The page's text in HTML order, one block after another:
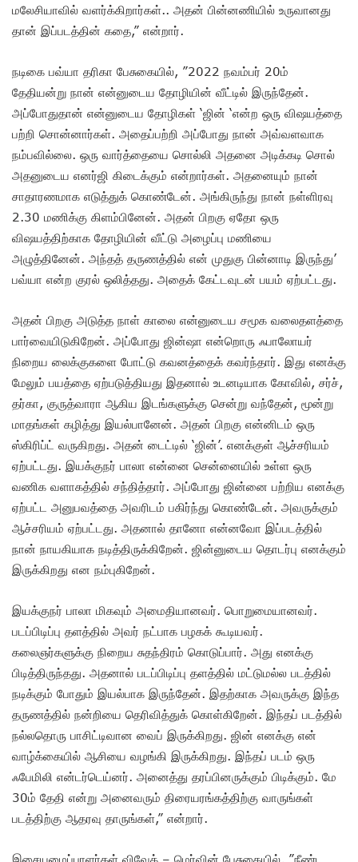
மலேசியாவில் வளர்க்கிறார்கள்.. அதன் பின்னணியில் உருவானது
தான் இப்படத்தின் கதை,” என்றார்.
நடிகை பவ்யா தரிகா பேசுகையில், ”2022 நவம்பர் 20ம்
தேதியன்று நான் என்னுடைய தோழியின் வீட்டில் இருந்தேன்.
அப்போதுதான் என்னுடைய தோழிகள் ‘ஜின் ‘என்ற ஒரு விஷயத்தை
பற்றி சொன்னார்கள். அதைப்பற்றி அப்போது நான் அவ்வளவாக
நம்பவில்லை. ஒரு வார்த்தையை சொல்லி அதனை அடிக்கடி சொல்
அதனுடைய எனர்ஜி கிடைக்கும் என்றார்கள். அதனையும் நான்
சாதாரணமாக எடுத்துக் கொண்டேன். அங்கிருந்து நான் நள்ளிரவு
2.30 மணிக்கு கிளம்பினேன். அதன் பிறகு ஏதோ ஒரு
விஷயத்திற்காக தோழியின் வீட்டு அழைப்பு மணியை
அழுத்தினேன். அந்தத் தருணத்தில் என் முதுகு பின்னாடி இருந்து’
பவ்யா என்ற குரல் ஒலித்தது. அதைக் கேட்டவுடன் பயம் ஏற்பட்டது.
அதன் பிறகு அடுத்த நாள் காலை என்னுடைய சமூக வலைதளத்தை
பார்வையிடுகிறேன். அப்போது ஜின்ஷா என்றொரு ஃபாலோயர்
நிறைய லைக்குகளை போட்டு கவனத்தைக் கவர்ந்தார். இது எனக்கு
மேலும் பயத்தை ஏற்படுத்தியது இதனால் உடனடியாக கோவில், சர்ச்,
தர்கா, குருத்வாரா ஆகிய இடங்களுக்கு சென்று வந்தேன், மூன்று
மாதங்கள் கழித்து இயல்பானேன். அதன் பிறகு என்னிடம் ஒரு
ஸ்கிரிப்ட் வருகிறது. அதன் டைட்டில் ‘ஜின்’. எனக்குள் ஆச்சரியம்
ஏற்பட்டது. இயக்குநர் பாலா என்னை சென்னையில் உள்ள ஒரு
வணிக வளாகத்தில் சந்தித்தார். அப்போது ஜின்னை பற்றிய எனக்கு
ஏற்பட்ட அனுபவத்தை அவரிடம் பகிர்ந்து கொண்டேன். அவருக்கும்
ஆச்சரியம் ஏற்பட்டது. அதனால் தானோ என்னவோ இப்படத்தில்
நான் நாயகியாக நடித்திருக்கிறேன். ஜின்னுடைய தொடர்பு எனக்கும்
இருக்கிறது என நம்புகிறேன்.
இயக்குநர் பாலா மிகவும் அமைதியானவர். பொறுமையானவர்.
படப்பிடிப்பு தளத்தில் அவர் நட்பாக பழகக் கூடியவர்.
கலைஞர்களுக்கு நிறைய சுதந்திரம் கொடுப்பார். அது எனக்கு
பிடித்திருந்தது.‌ அதனால் படப்பிடிப்பு தளத்தில் மட்டுமல்ல படத்தில்
நடிக்கும் போதும் இயல்பாக இருந்தேன். இதற்காக அவருக்கு இந்த
தருணத்தில் நன்றியை தெரிவித்துக் கொள்கிறேன். இந்தப் படத்தில்
நல்லதொரு பாசிட்டிவான வைப் இருக்கிறது. ஜின் எனக்கு என்
வாழ்க்கையில் ஆசியை வழங்கி இருக்கிறது. இந்தப் படம் ஒரு
ஃபேமிலி என்டர்டெய்னர். அனைத்து தரப்பினருக்கும் பிடிக்கும். மே
30ம் தேதி என்று அனைவரும் திரையரங்கத்திற்கு வாருங்கள்
படத்திற்கு ஆதரவு தாருங்கள்,” என்றார்.
இசையமைப்பாளர்கள் விவேக் – மெர்வின் பேசுகையில், ”நீண்ட